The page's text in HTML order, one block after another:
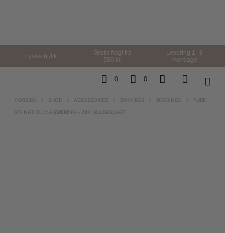
Fysisk butik
Gratis fragt fra
500 kr.
Levering 1–3
hverdage
0 0
FORSIDE / SHOP / ACCESSORIES / SMYKKER / ØRERINGE /
PURE
BY NAT OLIVIA ØRERING – 24K GULDBELAGT